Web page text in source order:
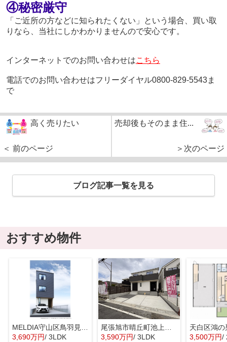
④秘密厳守
「ご近所の方などに知られたくない」という場合、買い取
りなら、当社にしかわかりませんので安心です。
インターネットでのお問い合わせはこちら
電話でのお問い合わせはフリーダイヤル0800-829-5543ま
で
高く売りたい
＜ 前のページ
売却後もそのまま住...
＞次のページ
ブログ記事一覧を見る
おすすめ物件
3,690万円/ 3LDK
3,590万円/ 3LDK
天白区鴻
3,500万円/